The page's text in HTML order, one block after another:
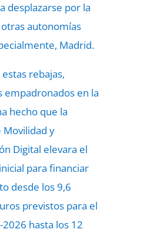
desplazarse por la
autonomías
Madrid.
rebajas,
empadronados en la
hecho que la
Movilidad y
Digital elevara el
para financiar
desde los 9,6
previstos para el
hasta los 12